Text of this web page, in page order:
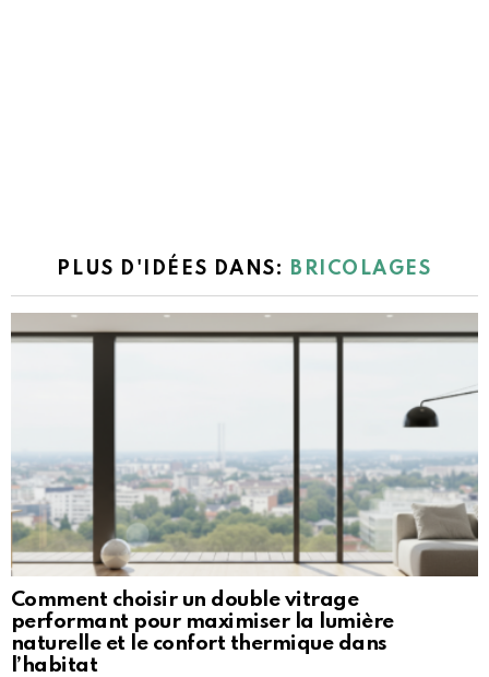
PLUS D'IDÉES DANS: BRICOLAGES
Comment choisir un double vitrage
performant pour maximiser la lumière
naturelle et le confort thermique dans
l’habitat